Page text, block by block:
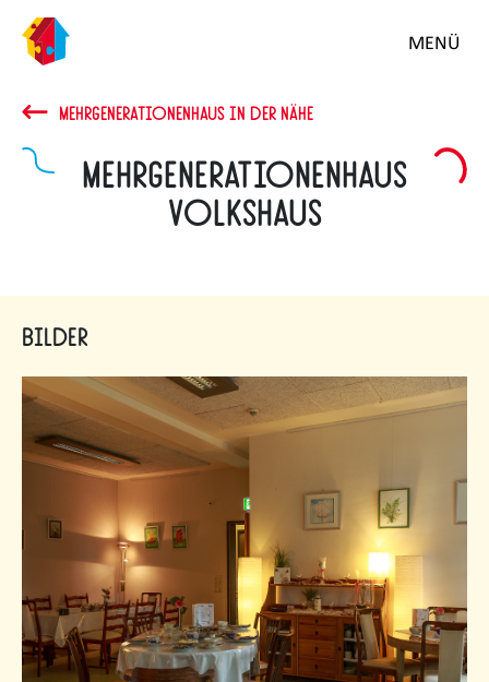
MENÜ
MEHRGENERATIONENHAUS IN DER NÄHE
Mehrgenerationenhaus
Volkshaus
Bilder